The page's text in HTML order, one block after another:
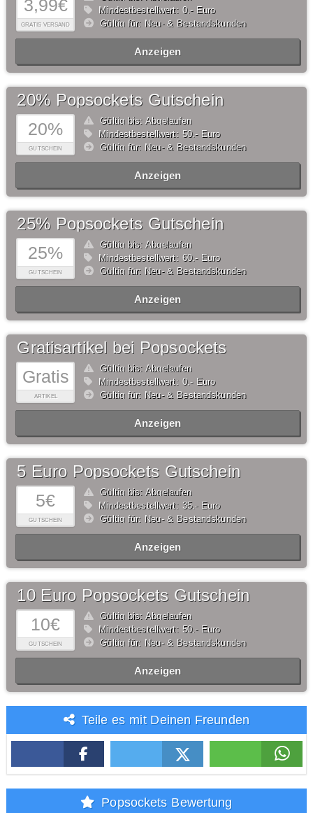
3,99€
GRATIS VERSAND
Mindestbestellwert: 0,- Euro
Gültig für: Neu- & Bestandskunden
Anzeigen
20%
GUTSCHEIN
20% Popsockets Gutschein
Gültig bis: Abgelaufen
Mindestbestellwert: 50,- Euro
Gültig für: Neu- & Bestandskunden
Anzeigen
25%
GUTSCHEIN
25% Popsockets Gutschein
Gültig bis: Abgelaufen
Mindestbestellwert: 60,- Euro
Gültig für: Neu- & Bestandskunden
Anzeigen
Gratis
ARTIKEL
Gratisartikel bei Popsockets
Gültig bis: Abgelaufen
Mindestbestellwert: 0,- Euro
Gültig für: Neu- & Bestandskunden
Anzeigen
5€
GUTSCHEIN
5 Euro Popsockets Gutschein
Gültig bis: Abgelaufen
Mindestbestellwert: 35,- Euro
Gültig für: Neu- & Bestandskunden
Anzeigen
10€
GUTSCHEIN
10 Euro Popsockets Gutschein
Gültig bis: Abgelaufen
Mindestbestellwert: 50,- Euro
Gültig für: Neu- & Bestandskunden
Anzeigen
Teile es mit Deinen Freunden
Popsockets Bewertung